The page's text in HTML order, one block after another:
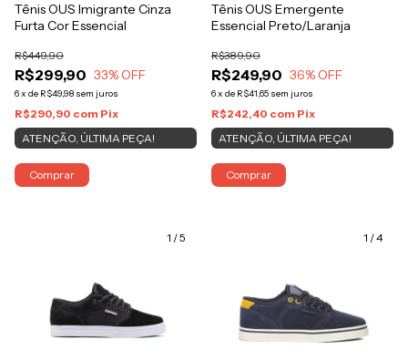
Tênis OUS Imigrante Cinza
Furta Cor Essencial
R$299,90
R$449,90
33% OFF
6x de R$49,98 sem juros
R$290,90 com Pix
ATENÇÃO, ÚLTIMA PEÇA!
Comprar
Tênis OUS Emergente
Essencial Preto/Laranja
R$249,90
R$389,90
36% OFF
6x de R$41,65 sem juros
R$242,40 com Pix
ATENÇÃO, ÚLTIMA PEÇA!
Comprar
1 /5 1 /4